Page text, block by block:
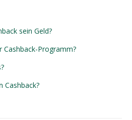
sein Geld?
Programm?
Cashback?